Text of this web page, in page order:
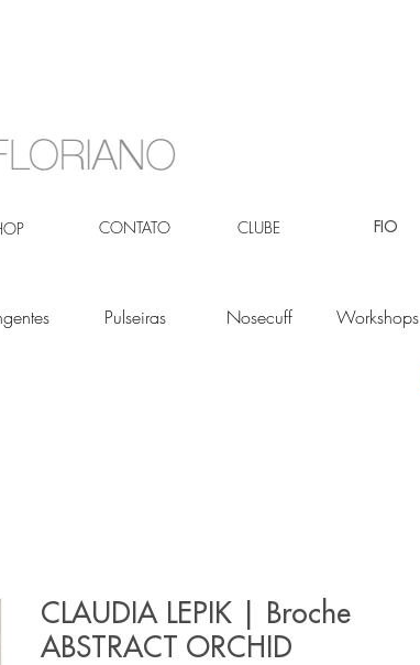
CONTATO CLUBE FIO
Pulseiras Nosecuff Workshops
CLAUDIA LEPIK | Broche
ABSTRACT ORCHID